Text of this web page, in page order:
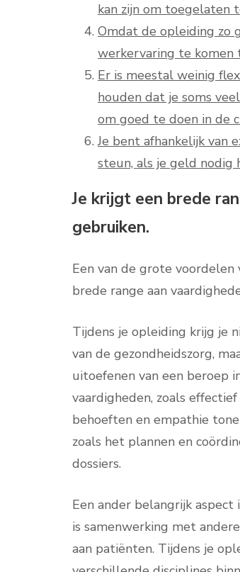
kan zijn om toegelaten
Omdat de opleiding zo
werkervaring te komen
Er is meestal weinig
houden dat je soms
om goed te doen in de
Je bent afhankelijk van
steun, als je geld
Je krijgt een brede
gebruiken.
Een van de grote
brede range aan
Tijdens je opleiding krijg je
van de gezondheidszorg,
uitoefenen van een beroep
vaardigheden, zoals
behoeften en empathie
zoals het plannen en
dossiers.
Een ander belangrijk
is samenwerking met
aan patiënten. Tijdens je